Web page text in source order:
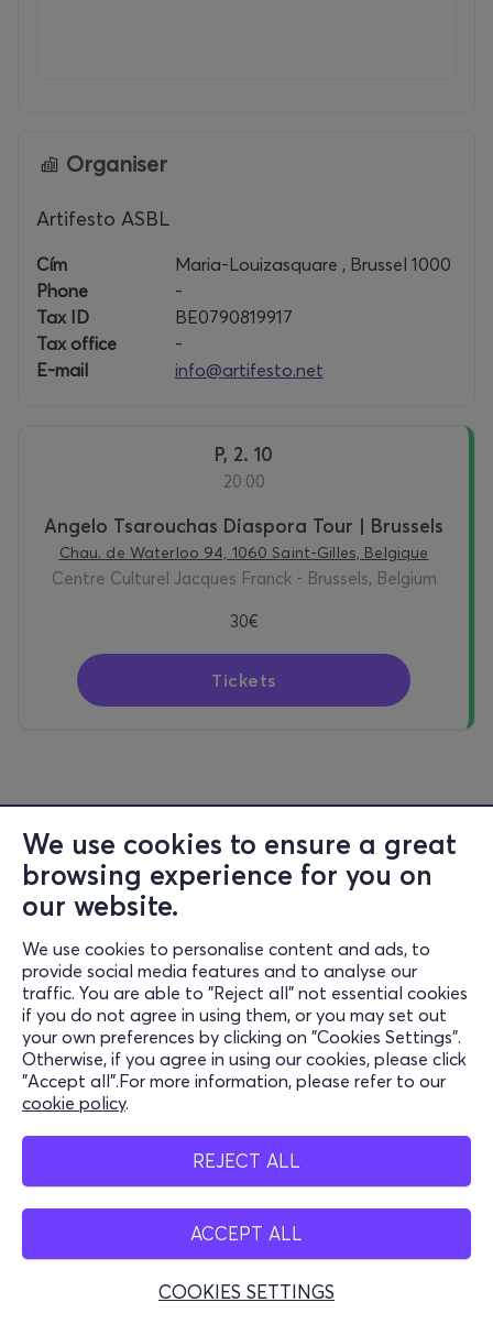
We use cookies to ensure a great
browsing experience for you on
our website.
We use cookies to personalise content and ads, to
provide social media features and to analyse our
traffic. You are able to "Reject all" not essential cookies
if you do not agree in using them, or you may set out
your own preferences by clicking on "Cookies Settings".
Otherwise, if you agree in using our cookies, please click
"Accept all".For more information, please refer to our
cookie policy.
REJECT ALL
ACCEPT ALL
COOKIES SETTINGS
Organiser
Artifesto ASBL
Cím
Maria-Louizasquare , Brussel 1000
Phone
-
Tax ID
BE0790819917
Tax office
-
E-mail
info@artifesto.net
P, 2. 10
20:00
Angelo Tsarouchas Diaspora Tour | Brussels
Chau. de Waterloo 94, 1060 Saint-Gilles, Belgique
Centre Culturel Jacques Franck - Brussels, Belgium
30€
Tickets
Information
Support
Stay Connected
Mobilalkalmazás